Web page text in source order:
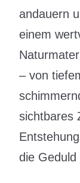
andauern
einem
– von
sichtbares
die Geduld